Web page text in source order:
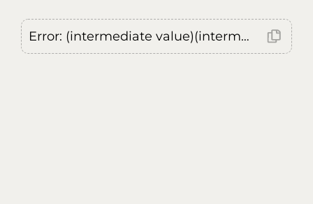
Error: (intermediate value)(intermediate value)(intermediate value).replaceAll is not a function